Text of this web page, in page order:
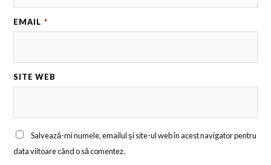
EMAIL *
SITE WEB
Salvează-mi numele, emailul și site-ul web în acest navigator pentru
data viitoare când o să comentez.